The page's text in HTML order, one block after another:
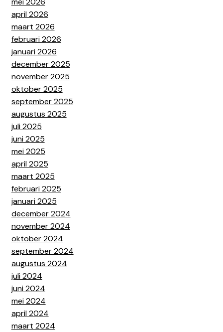
april 2026
maart 2026
februari 2026
januari 2026
december 2025
november 2025
oktober 2025
september 2025
augustus 2025
juli 2025
juni 2025
mei 2025
april 2025
maart 2025
februari 2025
januari 2025
december 2024
november 2024
oktober 2024
september 2024
augustus 2024
juli 2024
juni 2024
mei 2024
april 2024
maart 2024